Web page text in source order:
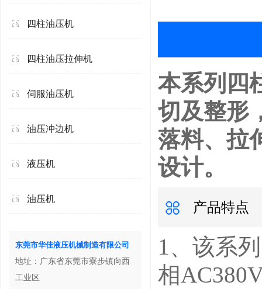
四柱油压机
四柱油压拉伸机
伺服油压机
油压冲边机
液压机
油压机
东莞市华佳液压机械制造有限公司
地址：广东省东莞市寮步镇向西
工业区
本系列四
切及整形
落料、拉
设计。
产品特点
1、该系
相